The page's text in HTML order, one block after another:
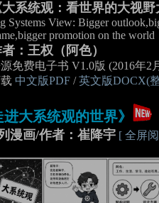
大系统观：看世界的大视
Systems View: Bigger
promotion on the world
：王权（阿色）
免费电子书 V1.0版 (2016年2
中文版PDF /英文版DOCX(
进大系统观的世界》
漫画/作者：崔降宇 [ 全屏